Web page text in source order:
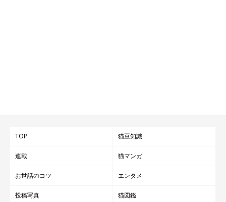
TOP 猫豆知識
連載 猫マンガ
お世話のコツ エンタメ
投稿写真 猫図鑑